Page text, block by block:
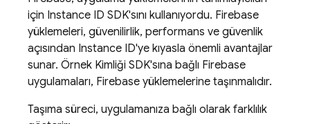
için Instance ID SDK'sını kullanıyordu. Firebase
yüklemeleri, güvenilirlik, performans ve güvenlik
açısından Instance ID'ye kıyasla önemli avantajlar
sunar. Örnek Kimliği SDK'sına bağlı Firebase
uygulamaları, Firebase yüklemelerine taşınmalıdır.
Taşıma süreci, uygulamanıza bağlı olarak farklılık